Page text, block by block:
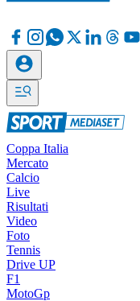
Coppa Italia
Mercato
Calcio
Live
Risultati
Video
Foto
Tennis
Drive UP
F1
MotoGp